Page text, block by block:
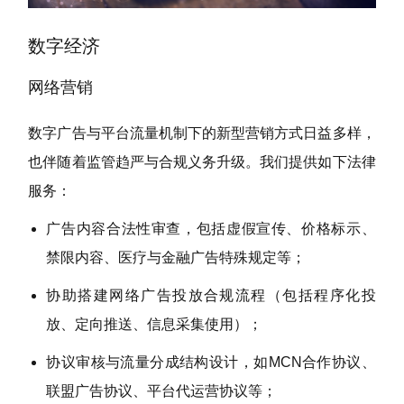
数字经济
网络营销
数字广告与平台流量机制下的新型营销方式日益多样，
也伴随着监管趋严与合规义务升级。我们提供如下法律
服务：
广告内容合法性审查，包括虚假宣传、价格标示、
禁限内容、医疗与金融广告特殊规定等；
协助搭建网络广告投放合规流程（包括程序化投
放、定向推送、信息采集使用）；
协议审核与流量分成结构设计，如MCN合作协议、
联盟广告协议、平台代运营协议等；